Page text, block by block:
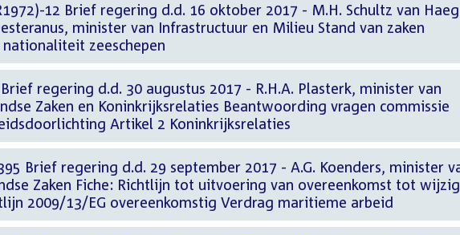
12 Brief regering d.d. 16 oktober 2017 - M.H. Schultz van
minister van Infrastructuur en Milieu Stand van zaken
nationaliteit zeeschepen
regering d.d. 30 augustus 2017 - R.H.A. Plasterk, minister van
Zaken en Koninkrijksrelaties Beantwoording vragen commissie
Artikel 2 Koninkrijksrelaties
Brief regering d.d. 29 september 2017 - A.G. Koenders, minister
Zaken Fiche: Richtlijn tot uitvoering van overeenkomst tot
2009/13/EG overeenkomstig Verdrag maritieme arbeid